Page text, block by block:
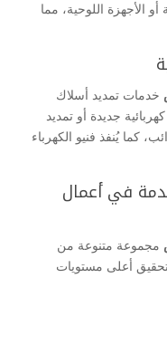
الأجهزة اللوحية، مما
خدمات تمديد أسلاك
جديدة أو تمديد
كما يُنفذ فنيو الكهرباء
في أعمال
مجموعة متنوعة من
تحقيق أعلى مستويات